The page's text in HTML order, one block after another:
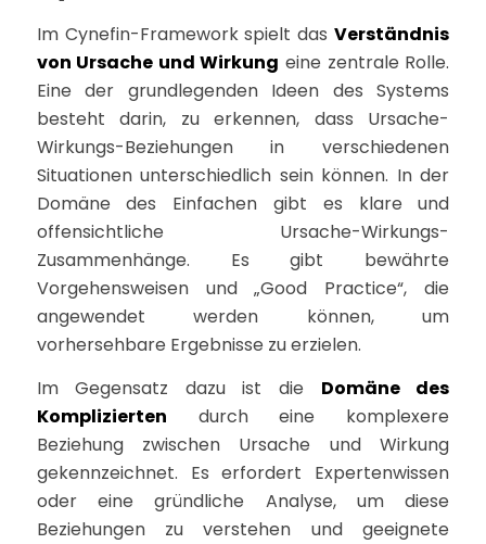
Im Cynefin-Framework spielt dasVerständnis
von Ursache und Wirkung eine zentrale Rolle.
Eine der grundlegenden Ideen des Systems
besteht darin, zu erkennen, dass Ursache-
Wirkungs-Beziehungen in verschiedenen
Situationen unterschiedlich sein können. In der
Domäne des Einfachen gibt es klare und
offensichtliche Ursache-Wirkungs-
Zusammenhänge. Es gibt bewährte
Vorgehensweisen und „Good Practice“, die
angewendet werden können, um
vorhersehbare Ergebnisse zu erzielen.
Im Gegensatz dazu ist die Domäne des
Komplizierten durch eine komplexere
Beziehung zwischen Ursache und Wirkung
gekennzeichnet. Es erfordert Expertenwissen
oder eine gründliche Analyse, um diese
Beziehungen zu verstehen und geeignete